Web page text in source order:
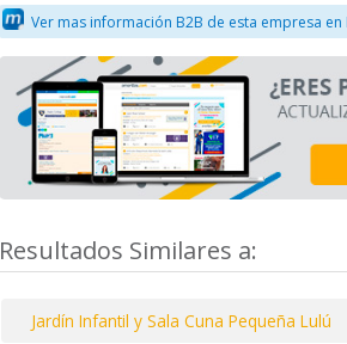
Ver mas información B2B de esta empresa en
Resultados Similares a:
Jardín Infantil y Sala Cuna Pequeña Lulú